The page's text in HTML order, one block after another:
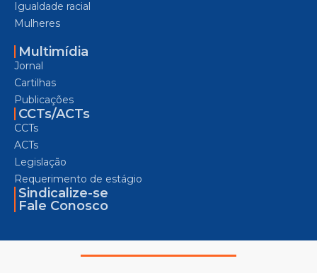
Igualdade racial
Mulheres
Multimídia
Jornal
Cartilhas
Publicações
CCTs/ACTs
CCTs
ACTs
Legislação
Requerimento de estágio
Sindicalize-se
Fale Conosco